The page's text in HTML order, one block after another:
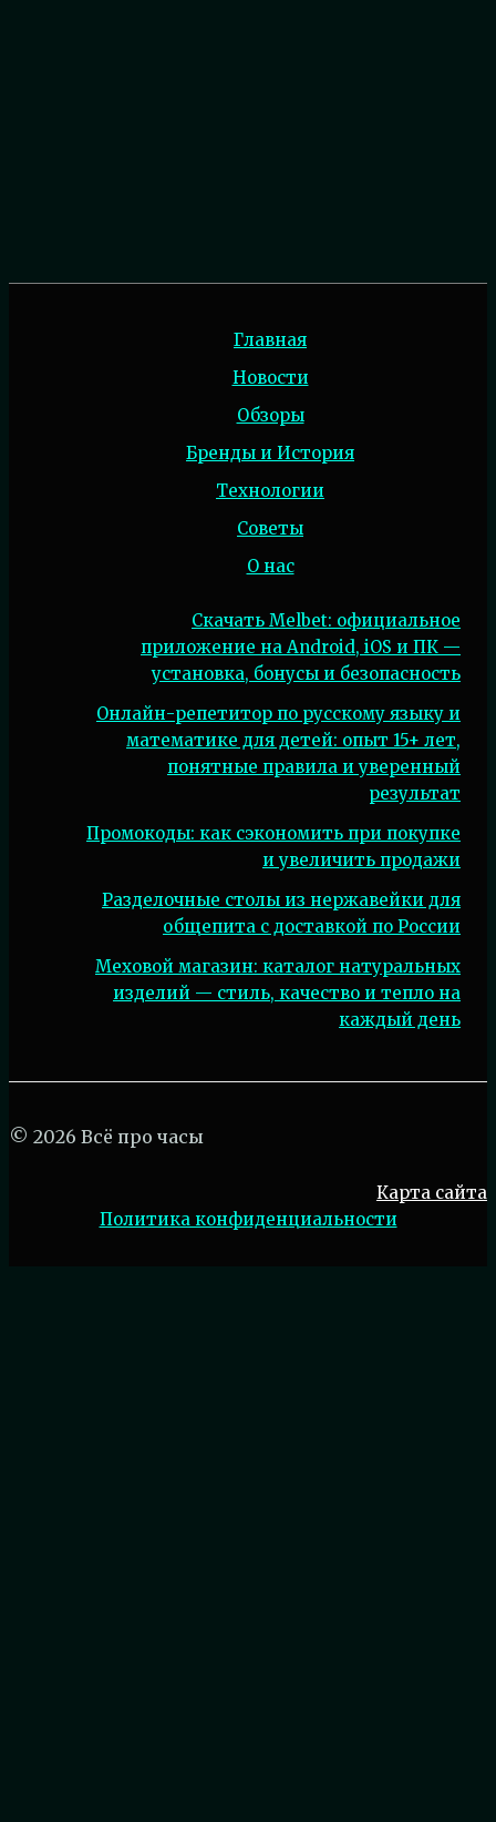
Главная
Новости
Обзоры
Бренды и История
Технологии
Советы
О нас
Скачать Melbet: официальное
приложение на Android, iOS и ПК —
установка, бонусы и безопасность
Онлайн-репетитор по русскому языку и
математике для детей: опыт 15+ лет,
понятные правила и уверенный
результат
Промокоды: как сэкономить при покупке
и увеличить продажи
Разделочные столы из нержавейки для
общепита с доставкой по России
Меховой магазин: каталог натуральных
изделий — стиль, качество и тепло на
каждый день
© 2026 Всё про часы
Карта сайта
Политика конфиденциальности